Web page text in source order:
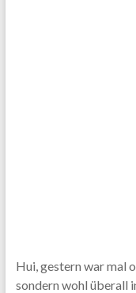
Hui, gestern war mal
sondern wohl überall